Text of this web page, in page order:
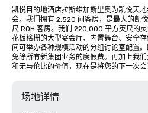
凯悦目的地酒店拉斯维加斯里奥为凯悦天
会。我们拥有 2,520 间客房，是最大的凯
尺 ROH 客房。我们 220,000 平方英尺的
花板格栅的大型宴会厅、内置舞台、安全
间可举办各种规模活动的分组讨论室配置
免除所有新集团业务的度假费。再加上我
和无与伦比的价值，现在是将您的下一次会
场地详情